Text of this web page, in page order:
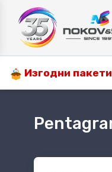
Изгодни пакети